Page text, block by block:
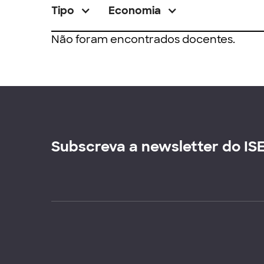
Tipo Economia
Não foram encontrados docentes.
Subscreva a newsletter do